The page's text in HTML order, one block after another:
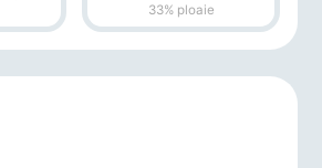
33% ploaie